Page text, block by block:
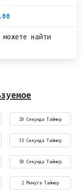
найти
20 Секунда Таймер
35 Секунда Таймер
50 Секунда Таймер
2 Минута Таймер